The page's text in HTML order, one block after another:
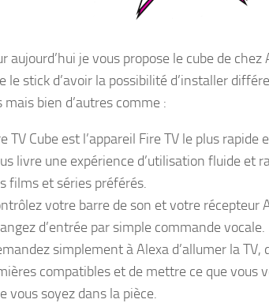
aujourd’hui je vous propose le cube de
le stick d’avoir la possibilité d’installer
mais bien d’autres comme :
TV Cube est l’appareil Fire TV le plus rapide
livre une expérience d’utilisation fluide et
films et séries préférés.
votre barre de son et votre récepteur
d’entrée par simple commande vocale.
simplement à Alexa d’allumer la TV,
compatibles et de mettre ce que vous
vous soyez dans la pièce.